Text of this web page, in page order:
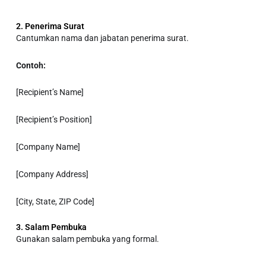
2. Penerima Surat
Cantumkan nama dan jabatan penerima surat.
Contoh:
[Recipient’s Name]
[Recipient’s Position]
[Company Name]
[Company Address]
[City, State, ZIP Code]
3. Salam Pembuka
Gunakan salam pembuka yang formal.